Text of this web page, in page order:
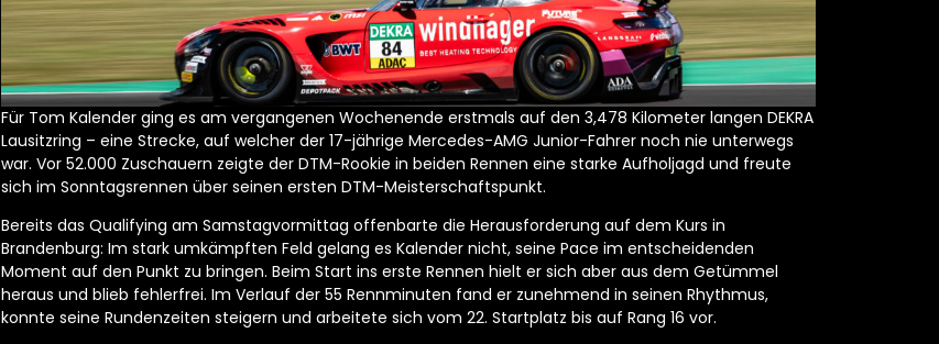
Für Tom Kalender ging es am vergangenen Wochenende erstmals auf den 3,478 Kilometer langen DEKRA
Lausitzring – eine Strecke, auf welcher der 17-jährige Mercedes-AMG Junior-Fahrer noch nie unterwegs
war. Vor 52.000 Zuschauern zeigte der DTM-Rookie in beiden Rennen eine starke Aufholjagd und freute
sich im Sonntagsrennen über seinen ersten DTM-Meisterschaftspunkt.
Bereits das Qualifying am Samstagvormittag offenbarte die Herausforderung auf dem Kurs in
Brandenburg: Im stark umkämpften Feld gelang es Kalender nicht, seine Pace im entscheidenden
Moment auf den Punkt zu bringen. Beim Start ins erste Rennen hielt er sich aber aus dem Getümmel
heraus und blieb fehlerfrei. Im Verlauf der 55 Rennminuten fand er zunehmend in seinen Rhythmus,
konnte seine Rundenzeiten steigern und arbeitete sich vom 22. Startplatz bis auf Rang 16 vor.